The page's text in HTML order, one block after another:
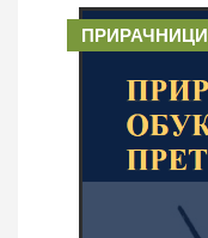
ПРИРАЧНИЦИ